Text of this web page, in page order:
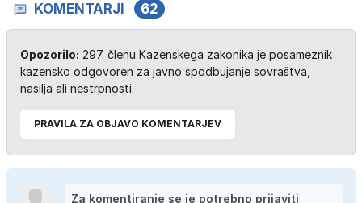
KOMENTARJI 62
Opozorilo: 297. členu Kazenskega zakonika je posameznik
kazensko odgovoren za javno spodbujanje sovraštva,
nasilja ali nestrpnosti.
PRAVILA ZA OBJAVO KOMENTARJEV